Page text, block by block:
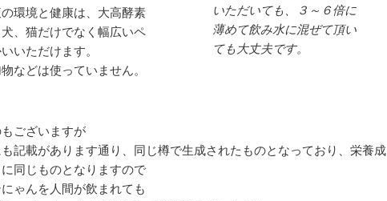
環境と健康は、大高酵素
、猫だけでなく幅広いペ
いただけます。
などは使っていません。
いただいても、３～６倍に
薄めて飲み水に混ぜて頂い
ても大丈夫です。
ございますが
記載があります通り、同じ樽で生成されたものとなっており、栄養成
同じものとなりますので
ゃんを人間が飲まれても